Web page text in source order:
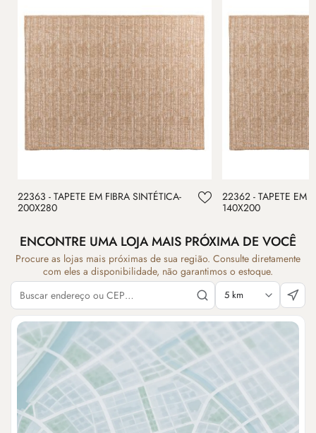
22363 - TAPETE EM FIBRA SINTÉTICA-
200X280
22362 - TAPETE EM
140X200
ENCONTRE UMA LOJA MAIS PRÓXIMA DE VOCÊ
Procure as lojas mais próximas de sua região. Consulte diretamente
com eles a disponibilidade, não garantimos o estoque.